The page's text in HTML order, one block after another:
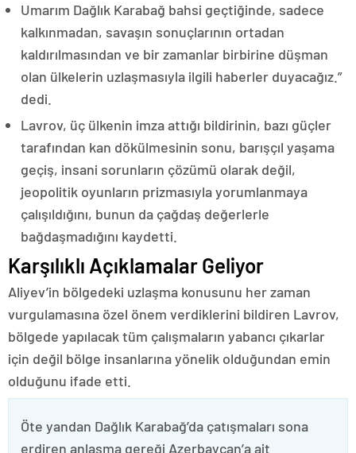
Umarım Dağlık Karabağ bahsi geçtiğinde, sadece
kalkınmadan, savaşın sonuçlarının ortadan
kaldırılmasından ve bir zamanlar birbirine düşman
olan ülkelerin uzlaşmasıyla ilgili haberler duyacağız.”
dedi.
Lavrov, üç ülkenin imza attığı bildirinin, bazı güçler
tarafından kan dökülmesinin sonu, barışçıl yaşama
geçiş, insani sorunların çözümü olarak değil,
jeopolitik oyunların prizmasıyla yorumlanmaya
çalışıldığını, bunun da çağdaş değerlerle
bağdaşmadığını kaydetti.
Karşılıklı Açıklamalar Geliyor
Aliyev’in bölgedeki uzlaşma konusunu her zaman
vurgulamasına özel önem verdiklerini bildiren Lavrov,
bölgede yapılacak tüm çalışmaların yabancı çıkarlar
için değil bölge insanlarına yönelik olduğundan emin
olduğunu ifade etti.
Öte yandan Dağlık Karabağ’da çatışmaları sona
erdiren anlaşma gereği Azerbaycan’a ait